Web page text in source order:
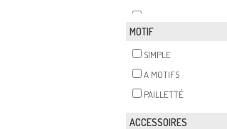
MOTIF
SIMPLE
A MOTIFS
PAILLETTÉ
ACCESSOIRES